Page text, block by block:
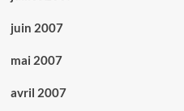
juin 2007
mai 2007
avril 2007